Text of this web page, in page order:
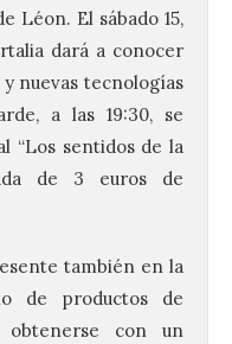
Léon. El sábado 15,
dará a conocer
nuevas tecnologías
a las 19:30, se
“Los sentidos de la
de 3 euros de
también en la
de productos de
obtenerse con un